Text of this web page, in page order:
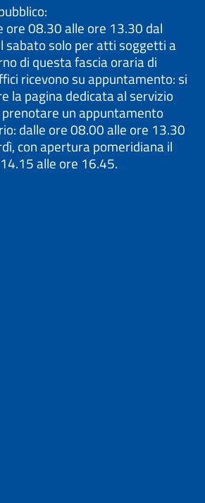
ore 08.30 alle ore 13.30 dal
sabato solo per atti soggetti a
di questa fascia oraria di
ricevono su appuntamento: si
la pagina dedicata al servizio
prenotare un appuntamento
dalle ore 08.00 alle ore 13.30
con apertura pomeridiana il
alle ore 16.45.